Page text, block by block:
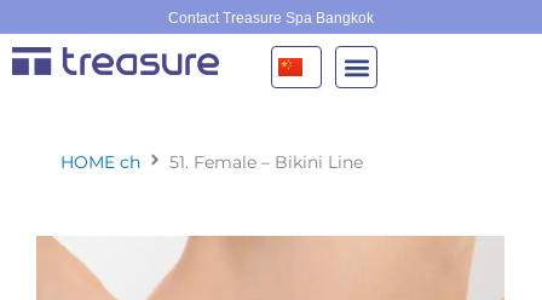
至
内
Contact Treasure Spa Bangkok
HOME ch 51. Female – Bikini Line